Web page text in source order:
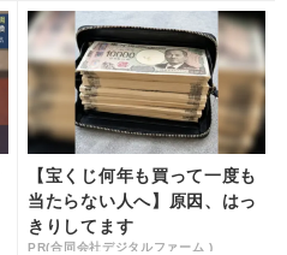
【宝くじ何年も買って一度も
当たらない人へ】原因、はっ
きりしてます
PR(合同会社デジタルファーム )